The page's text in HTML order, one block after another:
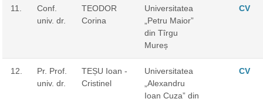
11.
Conf.
univ. dr.
TEODOR
Corina
Universitatea
„Petru Maior”
din Tîrgu
Mureș
CV
12.
Pr. Prof.
univ. dr.
TEȘU Ioan -
Cristinel
Universitatea
„Alexandru
Ioan Cuza” din
CV